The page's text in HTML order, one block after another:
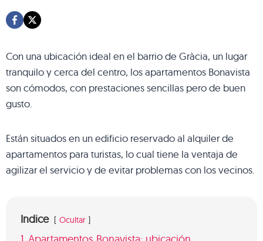
Con una ubicación ideal en el barrio de Gràcia, un lugar
tranquilo y cerca del centro, los apartamentos Bonavista
son cómodos, con prestaciones sencillas pero de buen
gusto.
Están situados en un edificio reservado al alquiler de
apartamentos para turistas, lo cual tiene la ventaja de
agilizar el servicio y de evitar problemas con los vecinos.
Indice Ocultar